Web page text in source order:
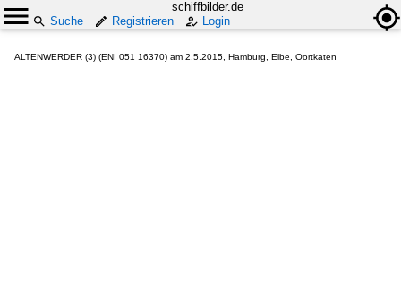
schiffbilder.de
Suche
Registrieren Login
ALTENWERDER (3) (ENI 051 16370) am 2.5.2015, Hamburg, Elbe, Oortkaten